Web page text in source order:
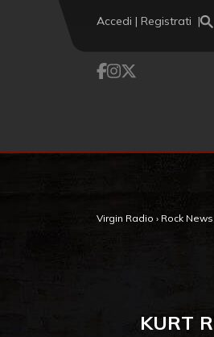
Accedi | Registrati
Virgin Radio › Rock News
KURT